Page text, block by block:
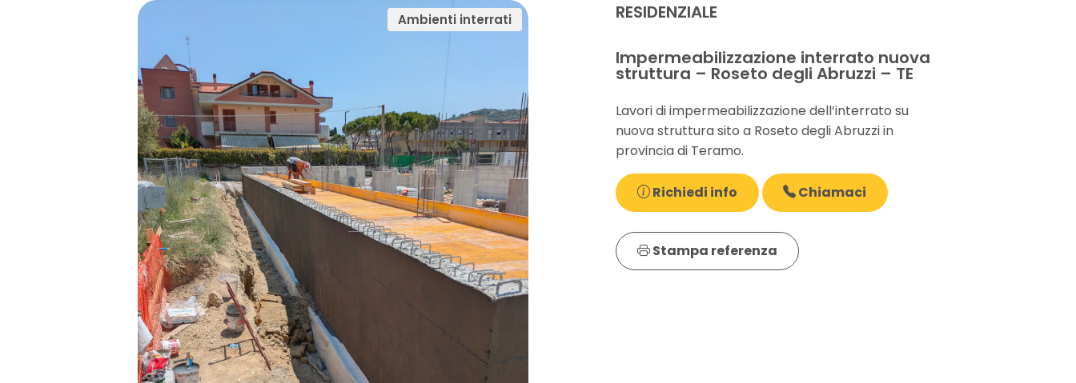
Ambienti interrati RESIDENZIALE
Impermeabilizzazione interrato nuova
struttura – Roseto degli Abruzzi – TE
Lavori di impermeabilizzazione dell’interrato su
nuova struttura sito a Roseto degli Abruzzi in
provincia di Teramo.
Richiedi info Chiamaci
Stampa referenza